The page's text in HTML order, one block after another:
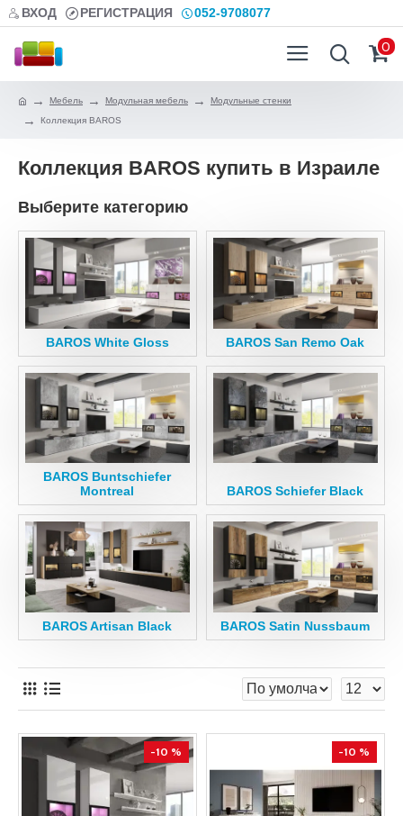
ВХОД РЕГИСТРАЦИЯ 052-9708077
0
Мебель Модульная мебель
Модульные стенки
Коллекция BAROS
Коллекция BAROS купить в Израиле
Выберите категорию
BAROS White Gloss BAROS San Remo Oak
BAROS Buntschiefer
Montreal
BAROS Schiefer Black
BAROS Artisan Black BAROS Satin Nussbaum
-10 % -10 %